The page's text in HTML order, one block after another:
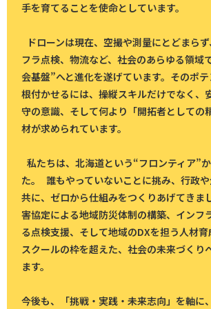
手を育てることを使命としています。
ドローンは現在、空撮や測量にとどまら
フラ点検、物流など、社会のあらゆる領域
会基盤”へと進化を遂げています。そのポ
根付かせるには、操縦スキルだけでなく、
守の意識、そして何より「開拓者としての
材が求められています。
私たちは、北海道という“フロンティア”
た。 誰もやっていないことに挑み、行政
共に、ゼロから仕組みをつくりあげてきま
害協定による地域防災体制の構築、インフ
る点検支援、そして地域のDXを担う人材
スクールの枠を超えた、社会の未来づくり
ます。
今後も、「挑戦・実践・未来志向」を軸に